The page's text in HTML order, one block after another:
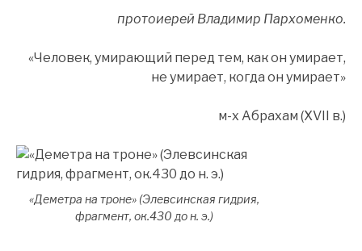
протоиерей Владимир Пархоменко.
«Человек, умирающий перед тем, как он умирает,
не умирает, когда он умирает»
м-х Абрахам (XVII в.)
«Деметра на троне» (Элевсинская гидрия,
фрагмент, ок.430 до н. э.)